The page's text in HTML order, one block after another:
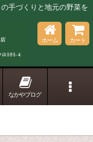
手づくりと地元の野菜を
ホーム カート
なかやブログ